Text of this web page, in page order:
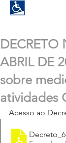
DECRETO
ABRIL DE
sobre
atividades
Acesso ao